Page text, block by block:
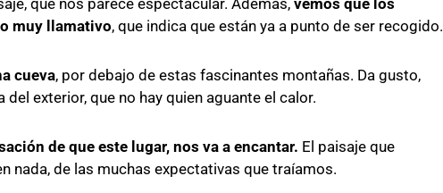
que nos parece espectacular. Además, vemos que los
muy llamativo, que indica que están ya a punto de ser recogido.
cueva, por debajo de estas fascinantes montañas. Da gusto,
exterior, que no hay quien aguante el calor.
de que este lugar, nos va a encantar. El paisaje que
nada, de las muchas expectativas que traíamos.